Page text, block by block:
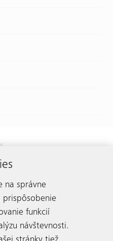
na správne
prispôsobenie
funkcií
návštevnosti.